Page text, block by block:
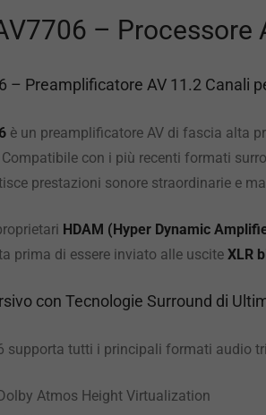
– Processore
– Preamplificatore AV 11.2 Canali
è un preamplificatore AV di fascia alta
con i più recenti formati
prestazioni sonore straordinarie e
HDAM (Hyper Dynamic
prima di essere inviato alle uscite XLR
con Tecnologie Surround di
supporta tutti i principali formati audio
Atmos Height Virtualization